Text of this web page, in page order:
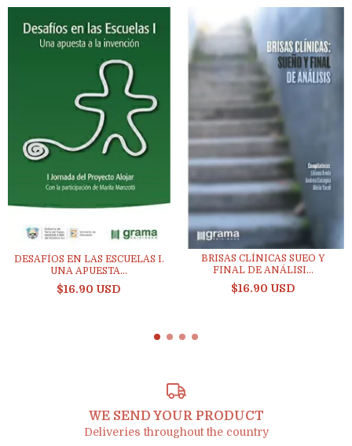
DESAFÍOS EN LAS ESCUELAS I.
UNA APUESTA...
$16.90 USD
BRISAS CLÍNICAS SUEO Y
FINAL DE ANÁLISI...
$16.90 USD
WE SEND YOUR PRODUCT
Deliveries throughout the country